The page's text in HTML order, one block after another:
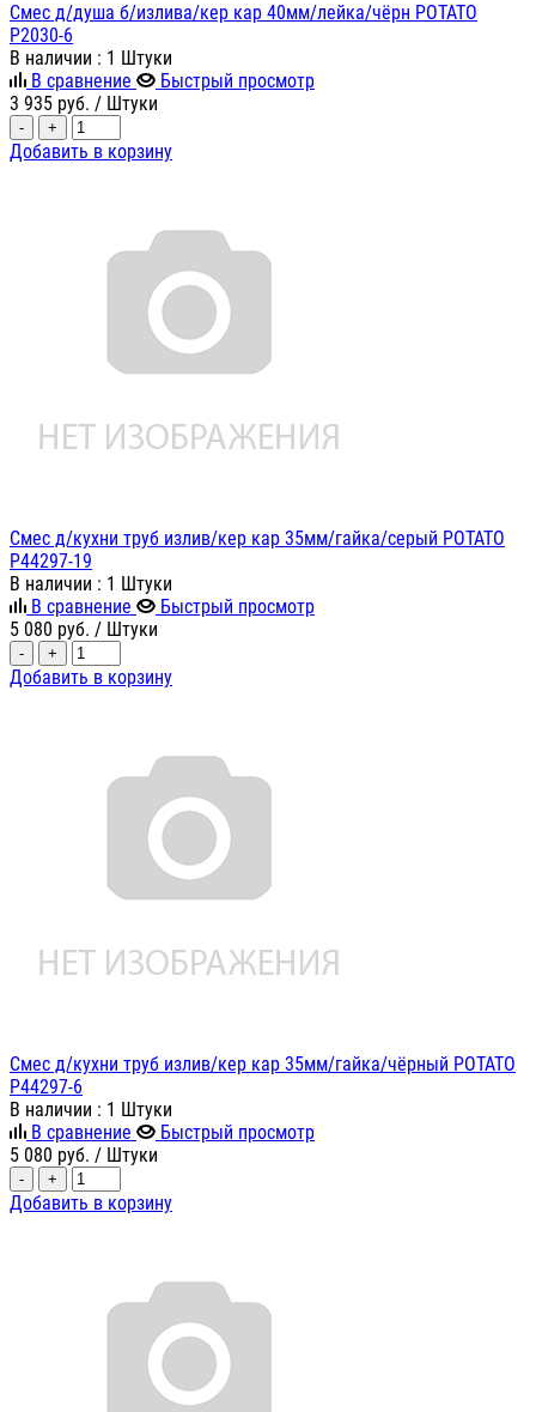
Смес д/душа б/излива/кер кар 40мм/лейка/чёрн POTATO
P2030-6
В наличии : 1 Штуки
В сравнение
Быстрый просмотр
3 935 руб. / Штуки
- +
Добавить в корзину
Смес д/кухни труб излив/кер кар 35мм/гайка/серый POTATO
P44297-19
В наличии : 1 Штуки
В сравнение
Быстрый просмотр
5 080 руб. / Штуки
- +
Добавить в корзину
Смес д/кухни труб излив/кер кар 35мм/гайка/чёрный POTATO
P44297-6
В наличии : 1 Штуки
В сравнение
Быстрый просмотр
5 080 руб. / Штуки
- +
Добавить в корзину